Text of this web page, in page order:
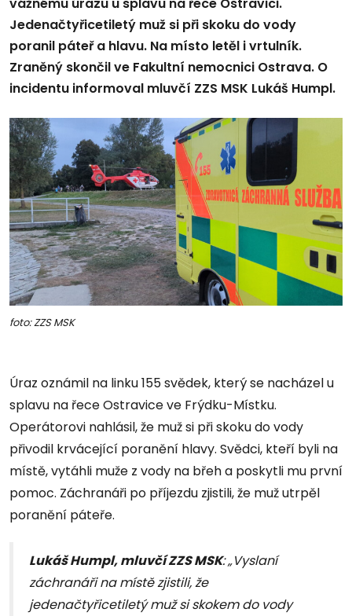
vážnému úrazu u splavu na řece Ostravici.
Jedenačtyřicetiletý muž si při skoku do vody
poranil páteř a hlavu. Na místo letěl i vrtulník.
Zraněný skončil ve Fakultní nemocnici Ostrava. O
incidentu informoval mluvčí ZZS MSK Lukáš Humpl.
foto: ZZS MSK
Úraz oznámil na linku 155 svědek, který se nacházel u
splavu na řece Ostravice ve Frýdku-Místku.
Operátorovi nahlásil, že muž si při skoku do vody
přivodil krvácející poranění hlavy. Svědci, kteří byli na
místě, vytáhli muže z vody na břeh a poskytli mu první
pomoc. Záchranáři po příjezdu zjistili, že muž utrpěl
poranění páteře.
Lukáš Humpl, mluvčí ZZS MSK: „Vyslaní
záchranáři na místě zjistili, že
jedenačtyřicetiletý muž si skokem do vody